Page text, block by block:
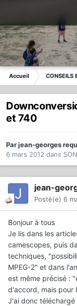
Accueil CONSEILS
et 740
Parjean-georges
6 mars 2012 dans
jean-
Posté(e) 6
Bonjour à tous
Je lis dans les
camescopes, puis
techniques,
MPEG-2" et dans
est même précisé :
d'accord, mais pour
J'ai donc téléchargé